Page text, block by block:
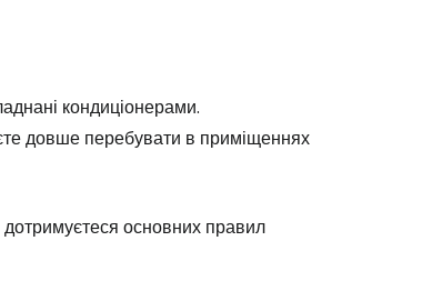
кондиціонерами.
довше перебувати в приміщеннях
дотримуєтеся основних правил